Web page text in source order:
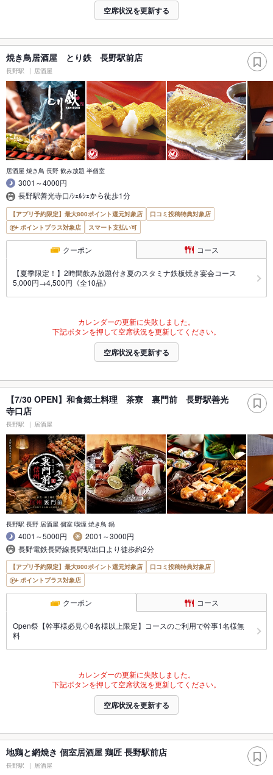
空席状況を更新する
焼き鳥居酒屋 とり鉄 長野駅前店
長野駅 居酒屋
居酒屋 焼き鳥 長野 飲み放題 半個室
3001～4000円
長野駅善光寺口/ｼｪﾙｼｪから徒歩1分
【アプリ予約限定】最大800ポイント還元対象店
口コミ投稿特典対象店
ポイントプラス対象店
スマート支払い可
クーポン コース
【夏季限定！】2時間飲み放題付き夏のスタミナ鉄板焼き宴会コース
5,000円→4,500円《全10品》
カレンダーの更新に失敗しました。
下記ボタンを押して空席状況を更新してください。
空席状況を更新する
【7/30 OPEN】和食郷土料理 茶寮 裏門前 長野駅善光
寺口店
長野駅 居酒屋
長野駅 長野 居酒屋 個室 喫煙 焼き鳥 鍋
4001～5000円
2001～3000円
長野電鉄長野線長野駅出口より徒歩約2分
【アプリ予約限定】最大800ポイント還元対象店
口コミ投稿特典対象店
ポイントプラス対象店
クーポン コース
Open祭【幹事様必見◇8名様以上限定】コースのご利用で幹事1名様無
料
カレンダーの更新に失敗しました。
下記ボタンを押して空席状況を更新してください。
空席状況を更新する
地鶏と網焼き 個室居酒屋 鶏匠 長野駅前店
長野駅 居酒屋